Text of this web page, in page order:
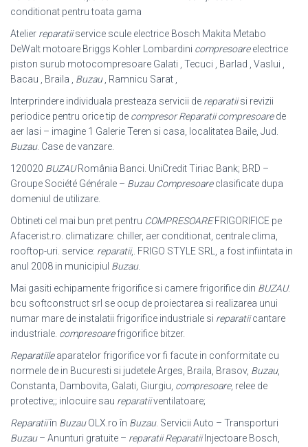
conditionat pentru toata gama
Atelier reparatiiservice scule electrice Bosch Makita Metabo
DeWalt motoare Briggs Kohler Lombardini compresoareelectrice
piston surub motocompresoare Galati , Tecuci , Barlad , Vaslui ,
Bacau , Braila , Buzau, Ramnicu Sarat ,
Interprindere individuala presteaza servicii de reparatiisi revizii
periodice pentru orice tip de compresor Reparatii compresoarede
aer Iasi – imagine 1 Galerie Teren si casa, localitatea Baile, Jud.
Buzau. Case de vanzare.
120020 BUZAURomânia Banci. UniCredit Tiriac Bank; BRD –
Groupe Société Générale – Buzau Compresoareclasificate dupa
domeniul de utilizare.
Obtineti cel mai bun pret pentru COMPRESOAREFRIGORIFICE pe
Afacerist.ro. climatizare: chiller, aer conditionat, centrale clima,
rooftop-uri. service: reparatii, . FRIGO STYLE SRL, a fost infiintata in
anul 2008 in municipiul Buzau.
Mai gasiti echipamente frigorifice si camere frigorifice din BUZAU.
bcu softconstruct srl se ocup de proiectarea si realizarea unui
numar mare de instalatii frigorifice industriale si reparatiicantare
industriale. compresoarefrigorifice bitzer.
Reparatiileaparatelor frigorifice vor fi facute in conformitate cu
normele de in Bucuresti si judetele Arges, Braila, Brasov, Buzau,
Constanta, Dambovita, Galati, Giurgiu, compresoare, relee de
protective;; inlocuire sau reparatiiventilatoare;
Reparatiiîn BuzauOLX.ro în Buzau. Servicii Auto – Transporturi
Buzau– Anunturi gratuite – reparatii ReparatiiInjectoare Bosch,